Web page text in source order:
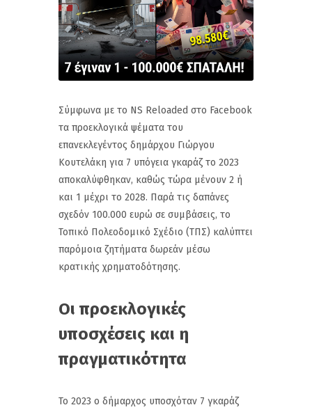
Σύμφωνα με το NS Reloaded στο Facebook
τα προεκλογικά ψέματα του
επανεκλεγέντος δημάρχου Γιώργου
Κουτελάκη για 7 υπόγεια γκαράζ το 2023
αποκαλύφθηκαν, καθώς τώρα μένουν 2 ή
και 1 μέχρι το 2028. Παρά τις δαπάνες
σχεδόν 100.000 ευρώ σε συμβάσεις, το
Τοπικό Πολεοδομικό Σχέδιο (ΤΠΣ) καλύπτει
παρόμοια ζητήματα δωρεάν μέσω
κρατικής χρηματοδότησης.
Οι προεκλογικές
υποσχέσεις και η
πραγματικότητα
Το 2023 ο δήμαρχος υποσχόταν 7 γκαράζ